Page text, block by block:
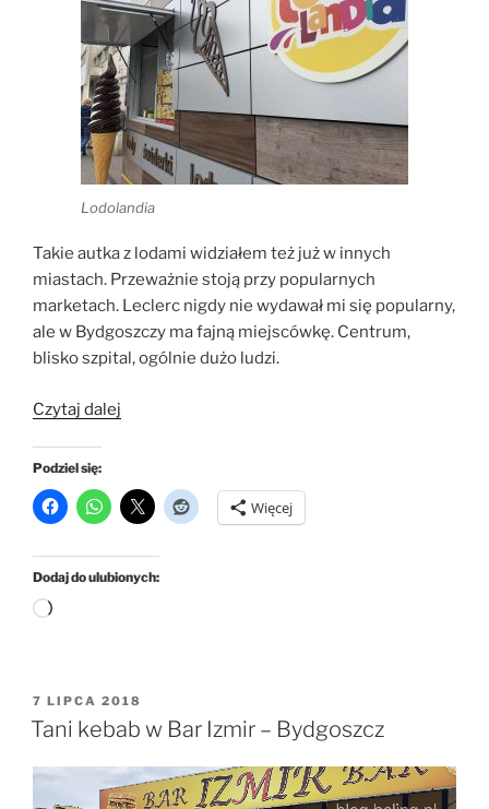
Lodolandia
Takie autka z lodami widziałem też już w innych
miastach. Przeważnie stoją przy popularnych
marketach. Leclerc nigdy nie wydawał mi się popularny,
ale w Bydgoszczy ma fajną miejscówkę. Centrum,
blisko szpital, ogólnie dużo ludzi.
Czytaj dalej
przy
Leclerc”
Podziel się:
Więcej
Dodaj do ulubionych:
Wczytywanie…
OPUBLIKOWANE
W
7 LIPCA 2018
Tani kebab w Bar Izmir – Bydgoszcz